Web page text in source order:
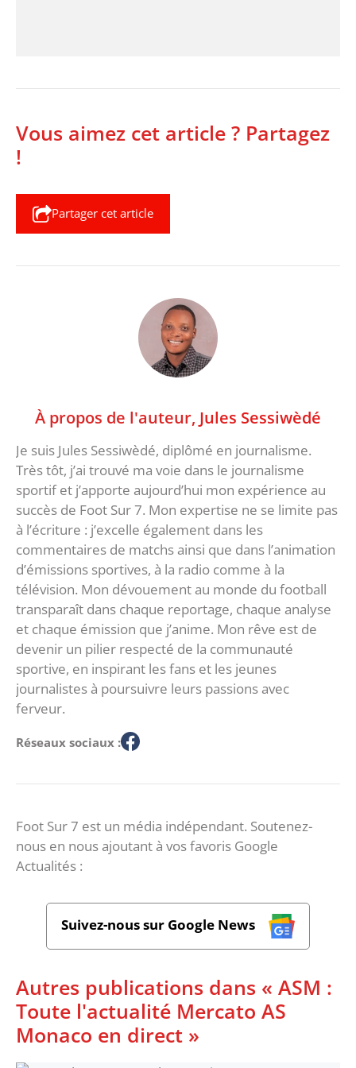
Vous aimez cet article ? Partagez
!
Partager cet article
À propos de l'auteur, Jules Sessiwèdé
Je suis Jules Sessiwèdé, diplômé en journalisme.
Très tôt, j’ai trouvé ma voie dans le journalisme
sportif et j’apporte aujourd’hui mon expérience au
succès de Foot Sur 7. Mon expertise ne se limite pas
à l’écriture : j’excelle également dans les
commentaires de matchs ainsi que dans l’animation
d’émissions sportives, à la radio comme à la
télévision. Mon dévouement au monde du football
transparaît dans chaque reportage, chaque analyse
et chaque émission que j’anime. Mon rêve est de
devenir un pilier respecté de la communauté
sportive, en inspirant les fans et les jeunes
journalistes à poursuivre leurs passions avec
ferveur.
Réseaux sociaux :
Foot Sur 7 est un média indépendant. Soutenez-
nous en nous ajoutant à vos favoris Google
Actualités :
Suivez-nous sur Google News
Autres publications dans « ASM :
Toute l'actualité Mercato AS
Monaco en direct »